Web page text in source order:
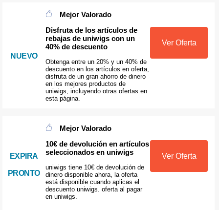
NUEVO
Mejor Valorado
Disfruta de los artículos de
rebajas de uniwigs con un
40% de descuento
Obtenga entre un 20% y un 40% de
descuento en los artículos en oferta,
disfruta de un gran ahorro de dinero
en los mejores productos de
uniwigs, incluyendo otras ofertas en
esta página.
Ver Oferta
EXPIRA
PRONTO
Mejor Valorado
10€ de devolución en artículos
seleccionados en uniwigs
uniwigs tiene 10€ de devolución de
dinero disponible ahora, la oferta
está disponible cuando aplicas el
descuento uniwigs. oferta al pagar
en uniwigs.
Ver Oferta